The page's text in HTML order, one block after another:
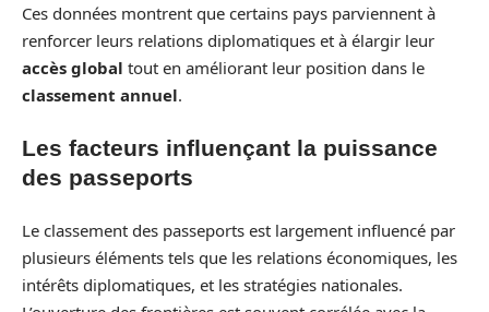
Ces données montrent que certains pays parviennent à
renforcer leurs relations diplomatiques et à élargir leur
accès global tout en améliorant leur position dans le
classement annuel.
Les facteurs influençant la puissance
des passeports
Le classement des passeports est largement influencé par
plusieurs éléments tels que les relations économiques, les
intérêts diplomatiques, et les stratégies nationales.